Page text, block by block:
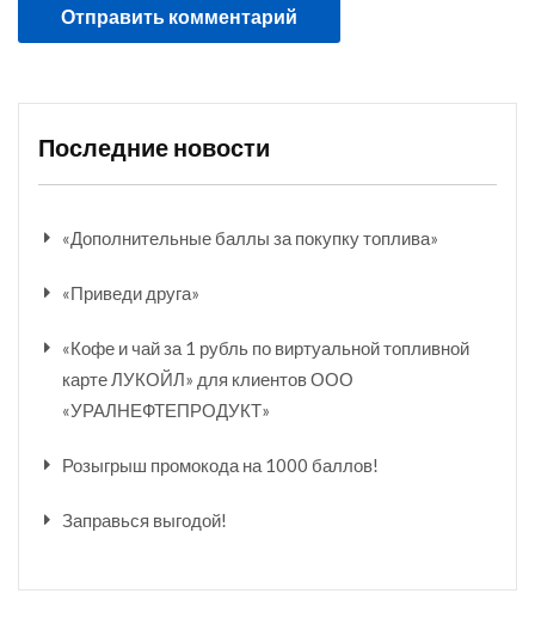
Последние новости
«Дополнительные баллы за покупку топлива»
«Приведи друга»
«Кофе и чай за 1 рубль по виртуальной топливной
карте ЛУКОЙЛ» для клиентов ООО
«УРАЛНЕФТЕПРОДУКТ»
Розыгрыш промокода на 1000 баллов!
Заправься выгодой!